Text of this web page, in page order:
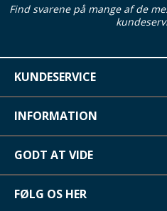
Find svarene på mange af de
KUNDESERVICE
INFORMATION
GODT AT VIDE
FØLG OS HER